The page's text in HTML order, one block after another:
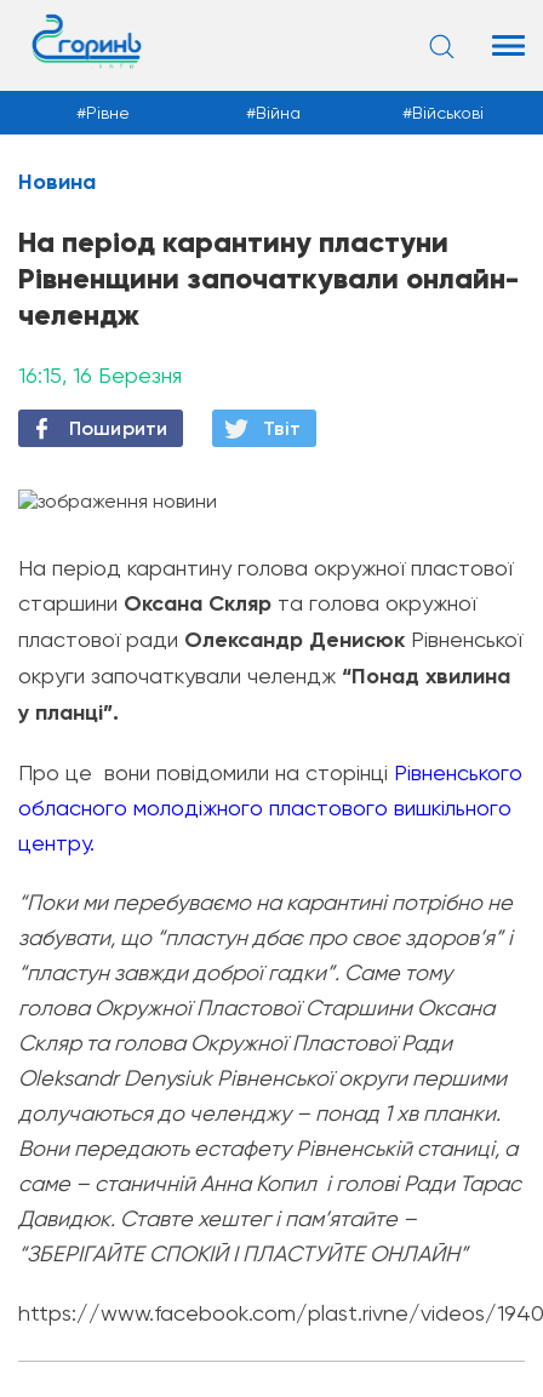
Новини
Рівне Війна Військові
Новина
На період карантину пластуни
Рівненщини започаткували онлайн-
челендж
16:15, 16 Березня
Поширити Твiт
На період карантину голова окружної пластової
старшини Оксана Скляр та голова окружної
пластової ради Олександр Денисюк Рівненської
округи започаткували челендж “Понад хвилина
у планці”.
Про це вони повідомили на сторінці Рівненського
обласного молодіжного пластового вишкільного
центру.
“Поки ми перебуваємо на карантині потрібно не
забувати, що “пластун дбає про своє здоров’я” і
“пластун завжди доброї гадки”. Саме тому
голова Окружної Пластової Старшини Оксана
Скляр та голова Окружної Пластової Ради
Oleksandr Denysiuk Рівненської округи першими
долучаються до челенджу – понад 1 хв планки.
Вони передають естафету Рівненській станиці, а
саме – станичній Анна Копил і голові Ради Тарас
Давидюк. Ставте хештег і пам’ятайте –
“ЗБЕРІГАЙТЕ СПОКІЙ І ПЛАСТУЙТЕ ОНЛАЙН”
https://www.facebook.com/plast.rivne/videos/